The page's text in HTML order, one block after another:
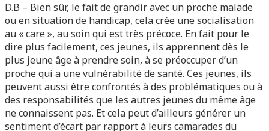
D.B – Bien sûr, le fait de grandir avec un proche malade
ou en situation de handicap, cela crée une socialisation
au « care », au soin qui est très précoce. En fait pour le
dire plus facilement, ces jeunes, ils apprennent dès le
plus jeune âge à prendre soin, à se préoccuper d’un
proche qui a une vulnérabilité de santé. Ces jeunes, ils
peuvent aussi être confrontés à des problématiques ou à
des responsabilités que les autres jeunes du même âge
ne connaissent pas. Et cela peut d’ailleurs générer un
sentiment d’écart par rapport à leurs camarades du